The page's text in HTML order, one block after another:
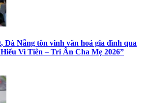
Đà Nẵng tôn vinh văn hoá gia đình qua
Vi Tiên – Tri Ân Cha Mẹ 2026”